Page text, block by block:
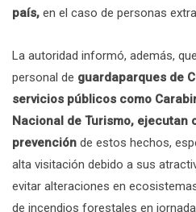
país, en el caso de personas
La autoridad informó, además,
personal de guardaparques de
servicios públicos como
Nacional de Turismo, ejecutan
prevención de estos hechos,
alta visitación debido a sus
evitar alteraciones en
de incendios forestales en